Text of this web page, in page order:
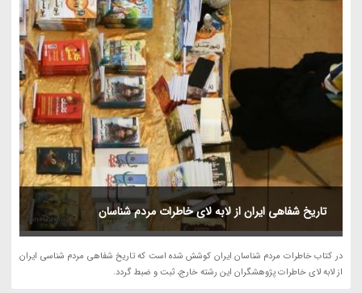
تاریخ شفاهی ایران از لابه لای خاطرات مردم شناسان
در کتاب خاطرات مردم شناسان ایران کوشش شده است که تاریخ شفاهی مردم شناسی ایران
از لابه لای خاطرات پژوهشگران این رشته خارج، ثبت و ضبط گردد.